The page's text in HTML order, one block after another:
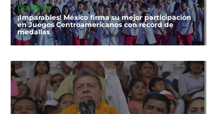
DEPORTES
¡Imparables! México firma su mejor participación
en Juegos Centroamericanos con récord de
medallas